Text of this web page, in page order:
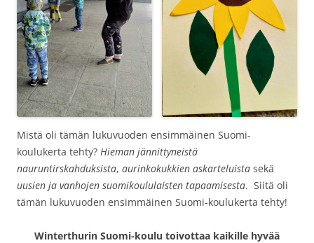
Mistä oli tämän lukuvuoden ensimmäinen Suomi-
koulukerta tehty? Hieman jännittyneistä
nauruntirskahduksista, aurinkokukkien askarteluista sekä
uusien ja vanhojen suomikoululaisten tapaamisesta. Siitä oli
tämän lukuvuoden ensimmäinen Suomi-koulukerta tehty!
Winterthurin Suomi-koulu toivottaa kaikille hyvää